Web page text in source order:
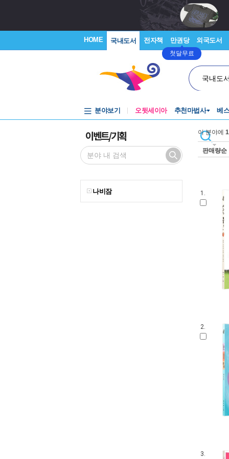
HOME 국내도서 전자책 만권당
첫달무료
외국도서
국내도
분야보기 오뒷세이아 추천마법사 베
이벤트/기획
나비잠
이 분야에
판매량순
1.
2.
3.